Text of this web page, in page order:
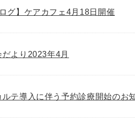
ログ】ケアカフェ4月18日開催
だより2023年4月
ルテ導入に伴う予約診療開始のお